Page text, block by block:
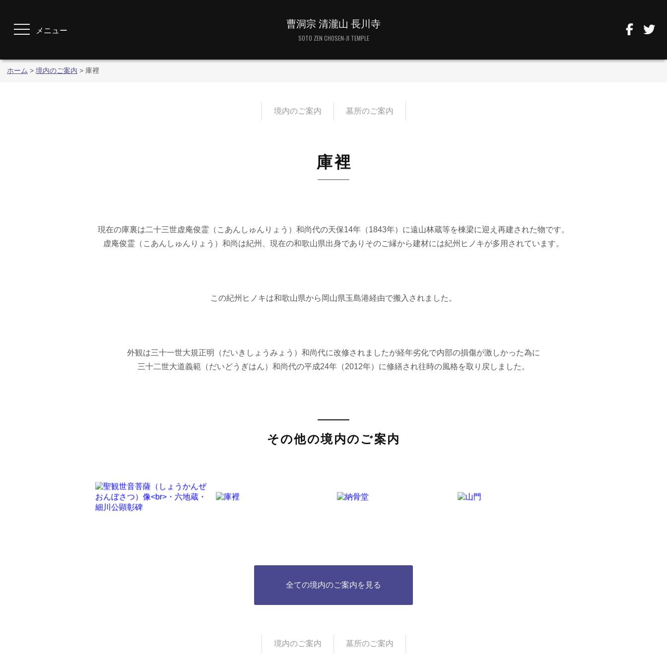
曹洞宗 清瀧山 長川寺
SOTO ZEN CHOSEN-JI TEMPLE
メニュー
ホーム > 境内のご案内 > 庫裡
境内のご案内 墓所のご案内
庫裡
現在の庫裏は二十三世虚庵俊霊（こあんしゅんりょう）和尚代の天保14年（1843年）に遠山林蔵等を棟梁に迎え再建された物です。
虚庵俊霊（こあんしゅんりょう）和尚は紀州、現在の和歌山県出身でありそのご縁から建材には紀州ヒノキが多用されています。
この紀州ヒノキは和歌山県から岡山県玉島港経由で搬入されました。
外観は三十一世大規正明（だいきしょうみょう）和尚代に改修されましたが経年劣化で内部の損傷が激しかった為に
三十二世大道義範（だいどうぎはん）和尚代の平成24年（2012年）に修繕され往時の風格を取り戻しました。
その他の境内のご案内
全ての境内のご案内を見る
境内のご案内 墓所のご案内